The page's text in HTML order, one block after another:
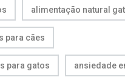
alimentação natural
para cães
para gatos ansiedade